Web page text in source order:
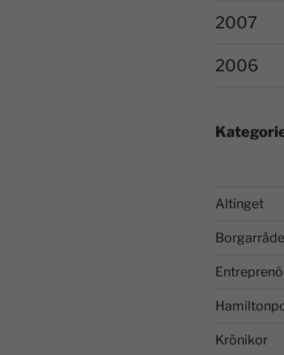
2007
2006
Altinget
Krönikor